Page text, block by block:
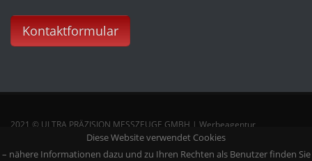
Diese Website verwendet Cookies
– nähere Informationen dazu und zu Ihren Rechten als Benutzer finden Sie
Kontaktformular
2021 © ULTRA PRÄZISION MESSZEUGE GMBH | Werbeagentur